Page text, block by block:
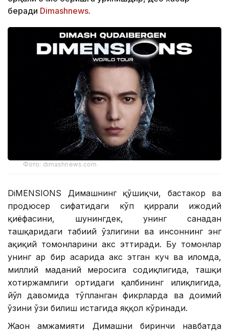
беради Dimashnews.
Фото: dimashnews.com
DiMENSIONS Димашнинг қўшиқчи, бастакор ва
продюсер сифатидаги кўп қиррали ижодий
қиёфасини, шунингдек, унинг саҳнадан
ташқаридаги табиий ўзлигини ва инсоннинг энг
ҳақиқий томонларини акс эттиради. Бу томонлар
унинг ҳар бир асарида акс этган куч ва илҳомда,
миллий маданий меросига содиқлигида, ташқи
хотиржамлиги ортидаги қалбининг илиқлигида,
йўл давомида тўпланган фикрларда ва доимий
ўзини ўзи билиш истагида яққол кўринади.
Жаҳон ҳамжамияти Димашни биринчи навбатда